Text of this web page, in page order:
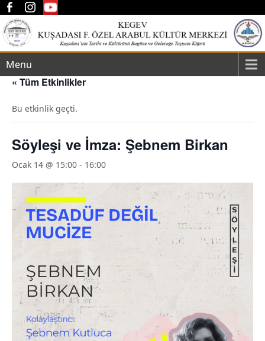
Menu
« Tüm Etkinlikler
Bu etkinlik geçti.
Söyleşi ve İmza: Şebnem Birkan
Ocak 14 @ 15:00 - 16:00